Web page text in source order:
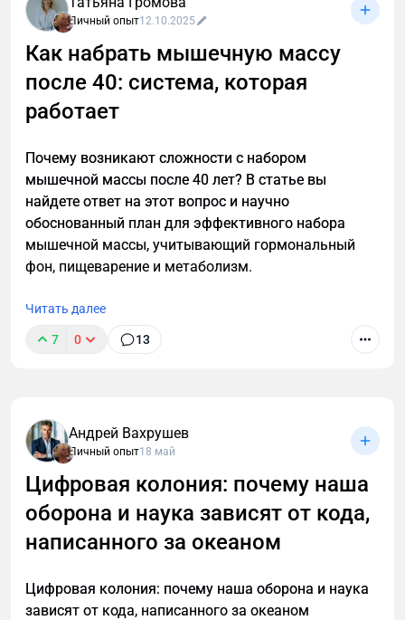
После 40 лет мужскому организму нужен особый
подход к похудению. Узнайте, как преодолеть
возрастные изменения, сохранить мышечную
научно обоснованной стратегии тренировок и
питания для мужчин.
Личный опыт12.10.2025
Как набрать мышечную массу
после 40: система, которая
работает
Почему возникают сложности с набором
мышечной массы после 40 лет? В статье вы
найдете ответ на этот вопрос и научно
обоснованный план для эффективного набора
мышечной массы, учитывающий гормональный
фон, пищеварение и метаболизм.
Читать далее
7 0 13
Андрей Вахрушев
Личный опыт18 май
Цифровая колония: почему наша
оборона и наука зависят от кода,
написанного за океаном
Цифровая колония: почему наша оборона и наука
зависят от кода, написанного за океаном